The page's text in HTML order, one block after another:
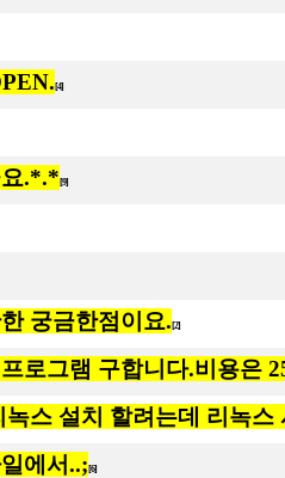
[4]
.*.* [9]
궁금한점이요. [2]
로그램 구합니다.비용은
녹스 설치 할려는데 리녹스
에서..; [6]